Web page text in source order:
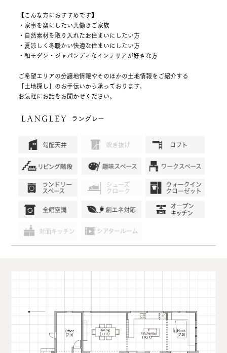
【こんな方におすすめです】
・家事を楽にしたい共働きご家族
・自然素材を取り入れたお住まいにしたい方
・夏涼しく冬暖かい快適な住まいにしたい方
・和モダン・ジャパンディなインテリアが好きな方
ご希望エリアの分譲地情報やそのほかの土地情報をご紹介する
「土地探し」のお手伝いから承っております。
お気軽にお話をお聞かせください。
ラングレー